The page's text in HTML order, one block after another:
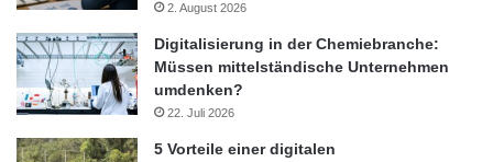
2. August 2026
Digitalisierung in der Chemiebranche:
Müssen mittelständische Unternehmen
umdenken?
22. Juli 2026
5 Vorteile einer digitalen